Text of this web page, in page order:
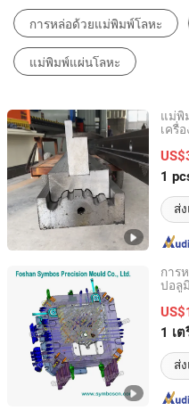
แม่พิมพ์ปั๊มโลหะ แม่
แม่พิมพ์หล่อโลหะ
แม่พิ
เครื่
1
ส่
Nanjing Diga Machinery
Jiangsu, China
การ
ปอลู
1 เ
ส่
FOSHAN SYMBOS
Guangdong, China